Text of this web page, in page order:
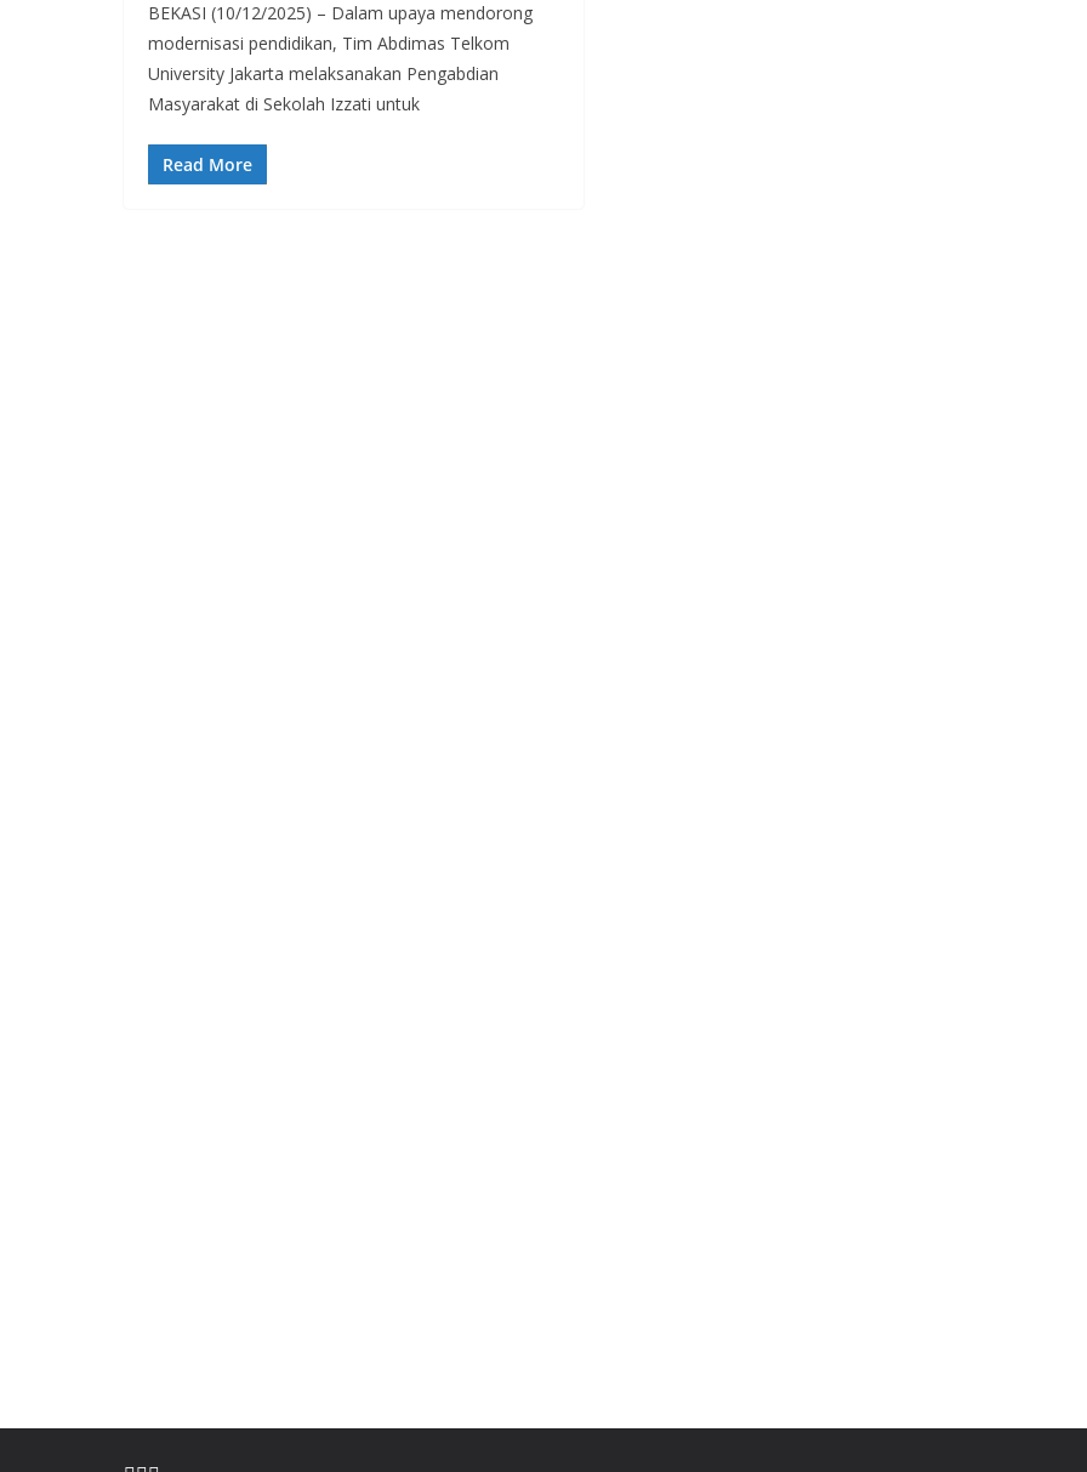
BEKASI (10/12/2025) – Dalam upaya mendorong
modernisasi pendidikan, Tim Abdimas Telkom
University Jakarta melaksanakan Pengabdian
Masyarakat di Sekolah Izzati untuk
Read More